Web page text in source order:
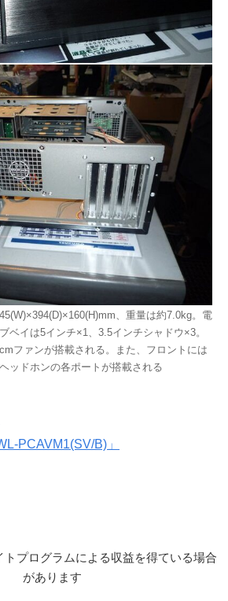
、重量は約7.0kg。電
ベイは5インチ×1、3.5インチシャドウ×3。
ファンが搭載される。また、フロントには
ッドホンの各ポートが搭載される
PCAVM1(SV/B)」
プログラムによる収益を得ている場合
があります